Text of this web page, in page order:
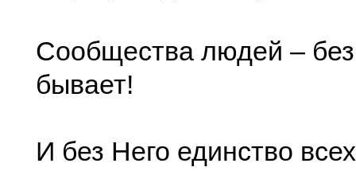
Сообщества людей –
бывает!
И без Него единство